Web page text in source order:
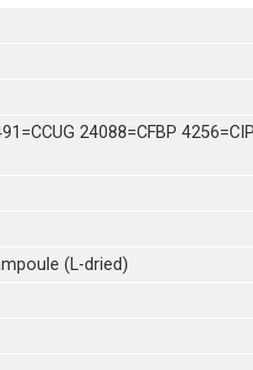
24088=CFBP
(L-dried)